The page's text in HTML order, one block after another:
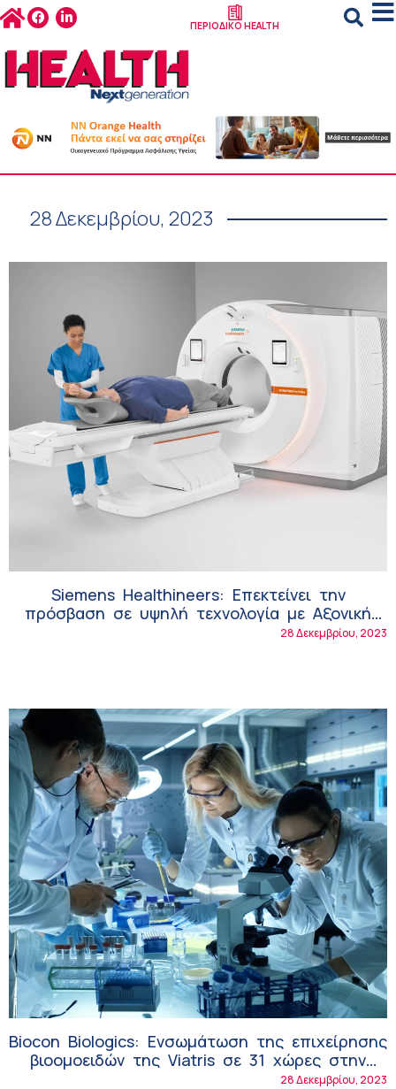
ΠΕΡΙΟΔΙΚΟ HEALTH
28 Δεκεμβρίου, 2023
Siemens Healthineers: Επεκτείνει την
πρόσβαση σε υψηλή τεχνολογία με Αξονική
Τομογραφία διπλής λυχνίας!28 Δεκεμβρίου, 2023
Biocon Biologics: Ενσωμάτωση της επιχείρησης
βιοομοειδών της Viatris σε 31 χώρες στην
28 Δεκεμβρίου, 2023